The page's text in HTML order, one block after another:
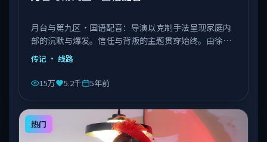
月台与第九区·国语配音：导演以克制手法呈现家庭内
部的沉默与爆发。信任与背叛的主题贯穿始终。由徐克
执导，章子怡、菅田将晖、张子枫等主演，中国台湾出
品，类型为传记。
传记 · 线路
15万 5.2千 5年前
热门